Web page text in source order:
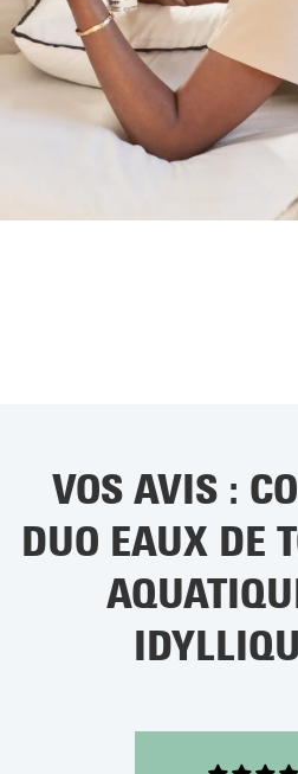
VOS AVIS :
DUO EAUX DE